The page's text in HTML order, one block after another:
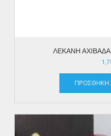
ΛΕΚΑΝΗ ΑΧΙΒΑΔΑ
ΠΡΟΣΘΉΚΗ